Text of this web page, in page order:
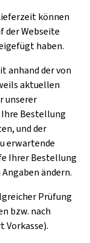
können
der Webseite
haben.
anhand der von
aktuellen
unserer
Bestellung
und der
erwartende
Ihrer Bestellung
ändern.
Prüfung
bzw. nach
Vorkasse).